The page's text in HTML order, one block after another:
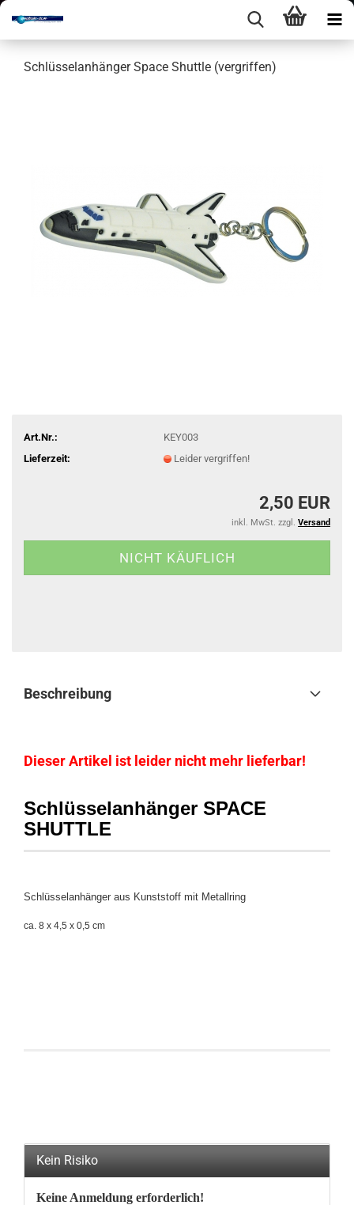
Schlüs­sel­an­hän­ger Space Shut­tle (ver­grif­fen)
Art.Nr.:
KEY003
Lieferzeit:
Leider vergriffen!
2,50 EUR
inkl. MwSt. zzgl. Versand
Beschreibung
Dieser Artikel ist leider nicht mehr lieferbar!
Schlüsselanhänger SPACE
SHUTTLE
Schlüsselanhänger aus Kunststoff mit Metallring
ca. 8 x 4,5 x 0,5 cm
Kein Risiko
Keine Anmeldung erforderlich!